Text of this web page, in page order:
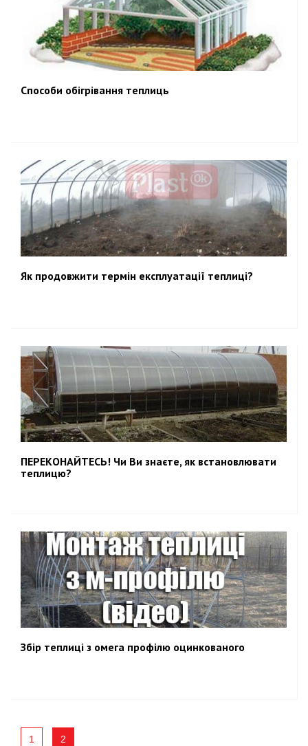
Способи обігрівання теплиць
Як продовжити термін експлуатації теплиці?
ПЕРЕКОНАЙТЕСЬ! Чи Ви знаєте, як встановлювати
теплицю?
Збір теплиці з омега профілю оцинкованого
1 2